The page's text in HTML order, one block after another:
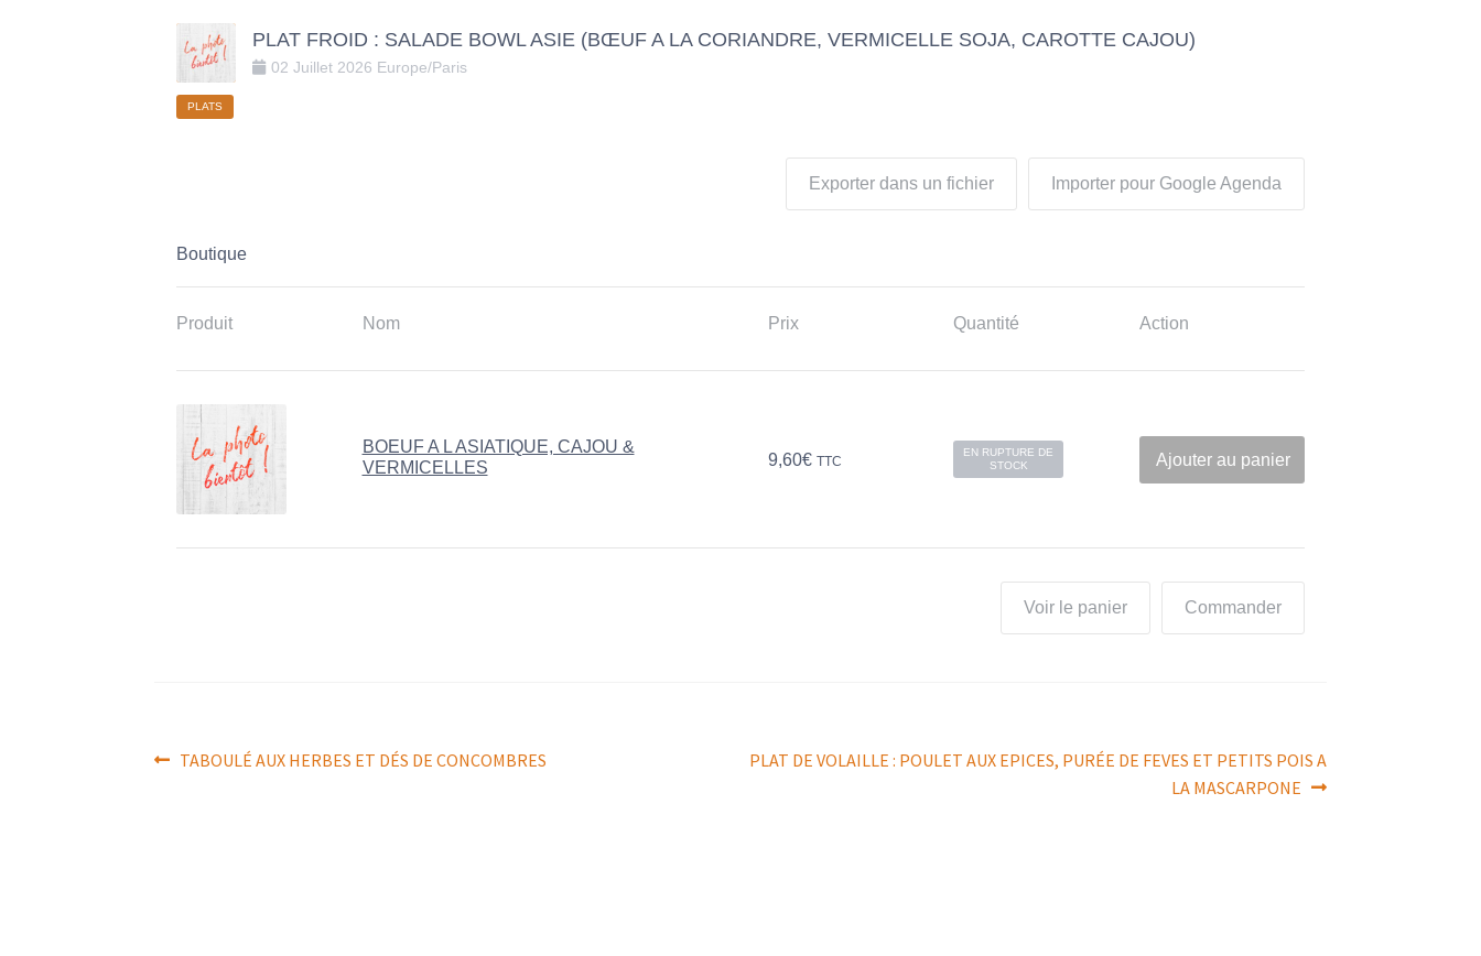
PLAT FROID : SALADE BOWL ASIE (BŒUF A LA CORIANDRE, VERMICELLE SOJA, CAROTTE CAJOU)
02 Juillet 2026 Europe/Paris
PLATS
Exporter dans un fichier Importer pour Google Agenda
Boutique
Produit Nom Prix Quantité Action
BOEUF A L ASIATIQUE, CAJOU &
VERMICELLES
9,60€ TTC
EN RUPTURE DE
STOCK
Ajouter au panier
Commander
Voir le panier
Navigation
Article
TABOULÉ AUX HERBES ET DÉS DE CONCOMBRES
Article
PLAT DE VOLAILLE : POULET AUX EPICES, PURÉE DE FEVES ET PETITS POIS A
LA MASCARPONE